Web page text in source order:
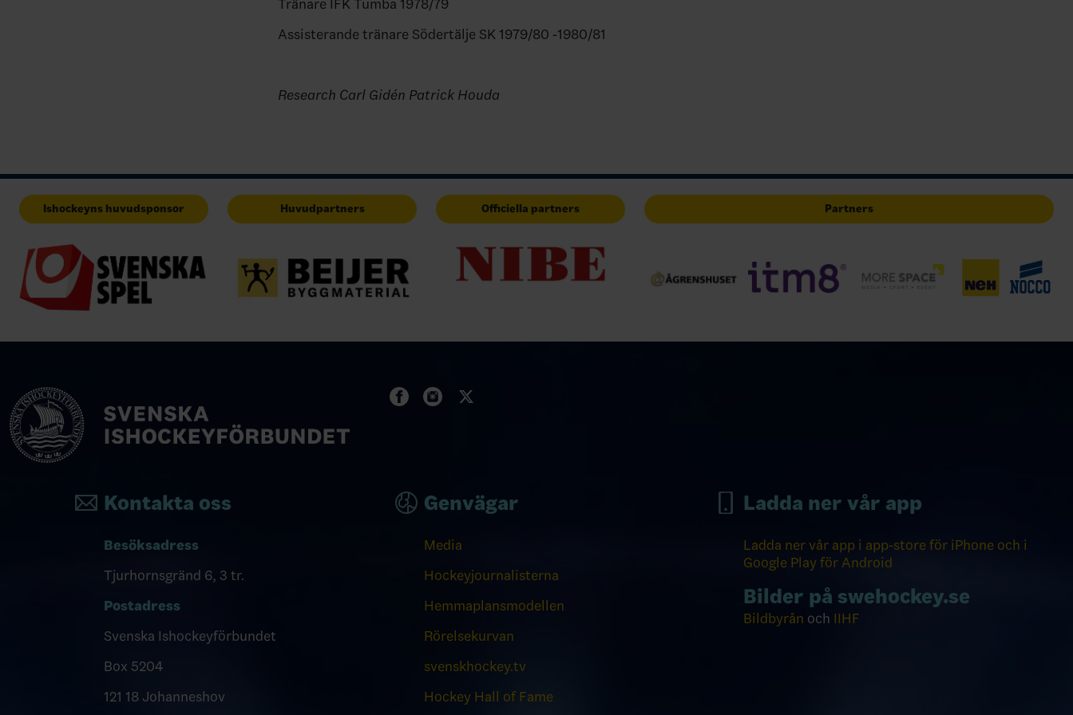
Tränare IFK Tumba 1978/79
Assisterande tränare Södertälje SK 1979/80 -1980/81
Research Carl Gidén Patrick Houda
Ishockeyns huvudsponsor Huvudpartners Officiella partners Partners
Kontakta oss
Besöksadress
Tjurhornsgränd 6, 3 tr.
Postadress
Svenska Ishockeyförbundet
Box 5204
121 18 Johanneshov
Genvägar
Media
Hockeyjournalisterna
Hemmaplansmodellen
Rörelsekurvan
svenskhockey.tv
Hockey Hall of Fame
Ladda ner vår app
Ladda ner vår app i app-store för iPhone och i
Google Play för Android
Bilder på swehockey.se
Bildbyrån och IIHF